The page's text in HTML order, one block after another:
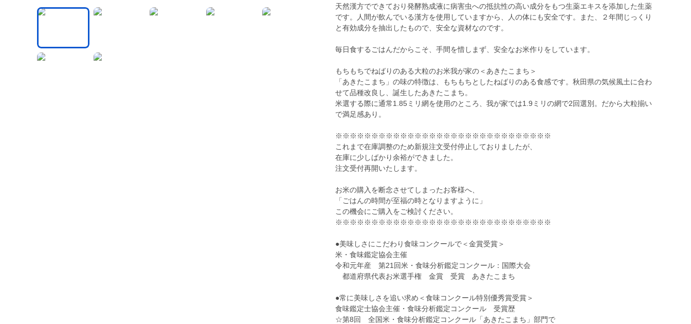
天然漢方でできており発酵熟成液に病害虫への抵抗性の高い成分をもつ生薬エキスを添加した生薬
です。人間が飲んでいる漢方を使用していますから、人の体にも安全です。また、２年間じっくり
と有効成分を抽出したもので、安全な資材なのです。
毎日食するごはんだからこそ、手間を惜しまず、安全なお米作りをしています。
もちもちでねばりのある大粒のお米我が家の＜あきたこまち＞
「あきたこまち」の味の特徴は、もちもちとしたねばりのある食感です。秋田県の気候風土に合わ
せて品種改良し、誕生したあきたこまち。
米選する際に通常1.85ミリ網を使用のところ、我が家では1.9ミリの網で2回選別。だから大粒揃い
で満足感あり。
※※※※※※※※※※※※※※※※※※※※※※※※※※※※※※
これまで在庫調整のため新規注文受付停止しておりましたが、
在庫に少しばかり余裕ができました。
注文受付再開いたします。
お米の購入を断念させてしまったお客様へ、
「ごはんの時間が至福の時となりますように」
この機会にご購入をご検討ください。
※※※※※※※※※※※※※※※※※※※※※※※※※※※※※※
●美味しさにこだわり食味コンクールで＜金賞受賞＞
米・食味鑑定協会主催
令和元年産 第21回米・食味分析鑑定コンクール：国際大会
都道府県代表お米選手権 金賞 受賞 あきたこまち
●常に美味しさを追い求め＜食味コンクール特別優秀賞受賞＞
食味鑑定士協会主催・食味分析鑑定コンクール 受賞歴
☆第8回 全国米・食味分析鑑定コンクール「あきたこまち」部門で